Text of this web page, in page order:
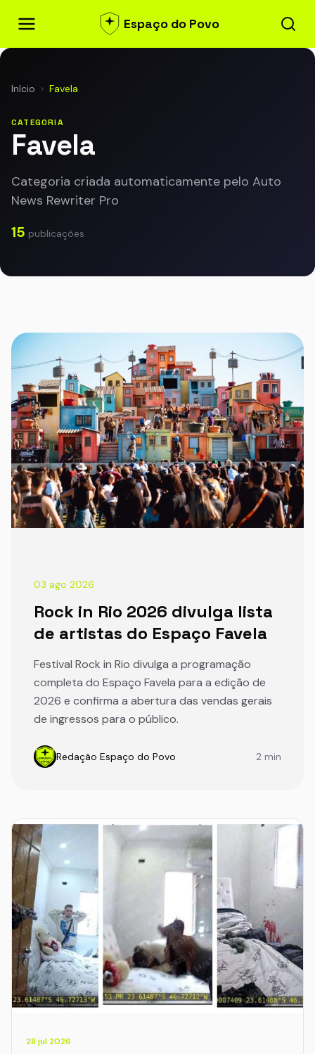
Espaço do Povo
Início › Favela
CATEGORIA
Favela
Categoria criada automaticamente pelo Auto
News Rewriter Pro
15 publicações
03 ago 2026
Rock in Rio 2026 divulga lista
de artistas do Espaço Favela
Festival Rock in Rio divulga a programação
completa do Espaço Favela para a edição de
2026 e confirma a abertura das vendas gerais
de ingressos para o público.
Redação Espaço do Povo 2 min
28 jul 2026